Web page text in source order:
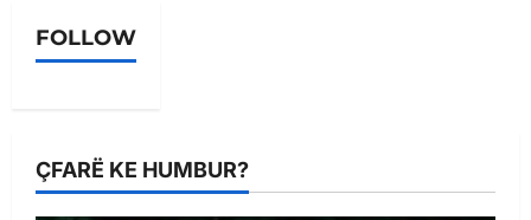
FOLLOW
ÇFARË KE HUMBUR?